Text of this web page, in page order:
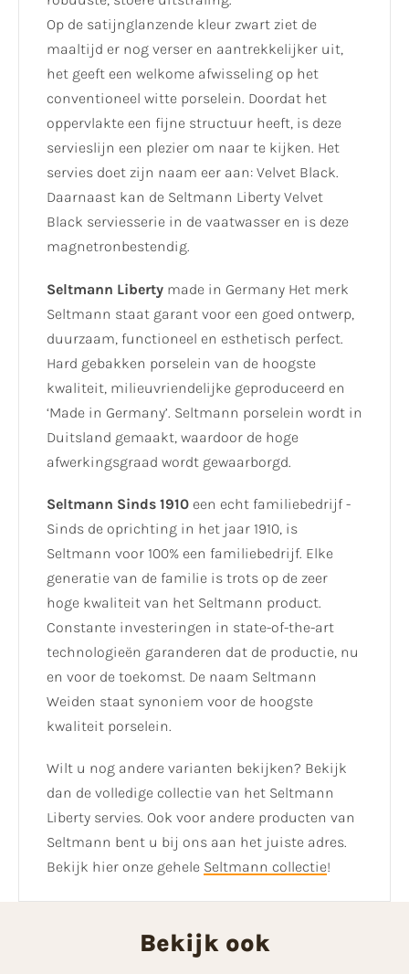
Op de satijnglanzende kleur zwart ziet de
maaltijd er nog verser en aantrekkelijker uit,
het geeft een welkome afwisseling op het
conventioneel witte porselein. Doordat het
oppervlakte een fijne structuur heeft, is deze
servieslijn een plezier om naar te kijken. Het
servies doet zijn naam eer aan: Velvet Black.
Daarnaast kan de Seltmann Liberty Velvet
Black serviesserie in de vaatwasser en is deze
magnetronbestendig.
Seltmann Liberty made in Germany Het merk
Seltmann staat garant voor een goed ontwerp,
duurzaam, functioneel en esthetisch perfect.
Hard gebakken porselein van de hoogste
kwaliteit, milieuvriendelijke geproduceerd en
‘Made in Germany’. Seltmann porselein wordt in
Duitsland gemaakt, waardoor de hoge
afwerkingsgraad wordt gewaarborgd.
Seltmann Sinds 1910 een echt familiebedrijf -
Sinds de oprichting in het jaar 1910, is
Seltmann voor 100% een familiebedrijf. Elke
generatie van de familie is trots op de zeer
hoge kwaliteit van het Seltmann product.
Constante investeringen in state-of-the-art
technologieën garanderen dat de productie, nu
en voor de toekomst. De naam Seltmann
Weiden staat synoniem voor de hoogste
kwaliteit porselein.
Wilt u nog andere varianten bekijken? Bekijk
dan de volledige collectie van het Seltmann
Liberty servies. Ook voor andere producten van
Seltmann bent u bij ons aan het juiste adres.
Bekijk hier onze gehele Seltmann collectie!
Bekijk ook